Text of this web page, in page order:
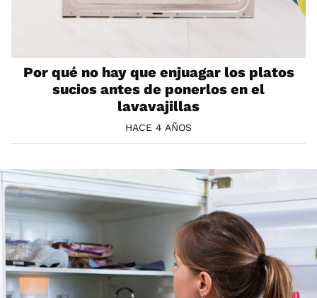
Por qué no hay que enjuagar los platos
sucios antes de ponerlos en el
lavavajillas
HACE 4 AÑOS